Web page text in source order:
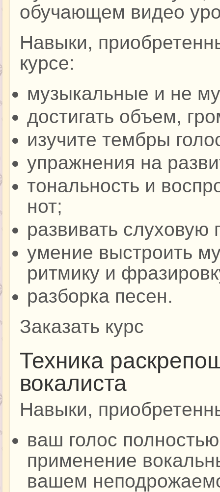
обучающем видео
Навыки,
курсе:
музыкальные и не
достигать объем,
изучите тембры
упражнения на
тональность и
нот;
развивать слуховую
умение выстроить
ритмику и
разборка песен.
Заказать курс
Техника
вокалиста
Навыки,
ваш голос
применение
вашем